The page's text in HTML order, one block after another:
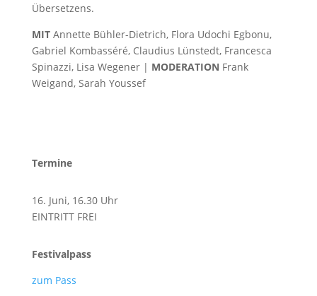
Übersetzens.
MITAnnette Bühler-Dietrich, Flora Udochi Egbonu,
Gabriel Kombasséré, Claudius Lünstedt, Francesca
Spinazzi, Lisa Wegener | MODERATION Frank
Weigand, Sarah Youssef
Termine
16. Juni, 16.30 Uhr
EINTRITT FREI
Festivalpass
zum Pass